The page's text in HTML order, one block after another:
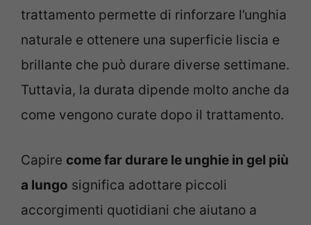
trattamento permette di rinforzare l’unghia
naturale e ottenere una superficie liscia e
brillante che può durare diverse settimane.
Tuttavia, la durata dipende molto anche da
come vengono curate dopo il trattamento.
Capire come far durare le unghie in gel più
a lungo significa adottare piccoli
accorgimenti quotidiani che aiutano a